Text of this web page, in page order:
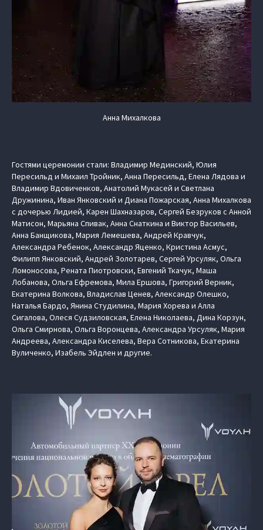
Анна Михалкова
Гостями церемонии стали: Владимир Мединский, Юлия
Пересильд и Михаил Тройник, Анна Пересильд, Елена Лядова и
Владимир Вдовиченков, Анатолий Мукасей и Светлана
Дружинина, Иван Янковский и Диана Пожарская, Анна Михалкова
с дочерью Лидией, Карен Шахназаров, Сергей Безруков с Анной
Матисон, Марьяна Спивак, Анна Снаткина и Виктор Васильев,
Анна Банщикова, Мария Лемешева, Андрей Кравчук,
Александра Ребенок, Александр Яценко, Кристина Асмус,
Филипп Янковский, Андрей Золотарев, Сергей Урсуляк, Ольга
Ломоносова, Рената Пиотровски, Евгений Ткачук, Маша
Лобанова, Ольга Ефремова, Мила Ершова, Григорий Верник,
Екатерина Волкова, Владислав Ценев, Александр Олешко,
Наталья Бардо, Янина Студилина, Мария Хорева и Алла
Сигалова, Олеся Судзиловская, Елена Николаева, Дина Корзун,
Ольга Смирнова, Ольга Воронцева, Александра Урсуляк, Мария
Андреева, Александра Киселева, Вера Сотникова, Екатерина
Вуличенко, Изабель Эйдлен и другие.